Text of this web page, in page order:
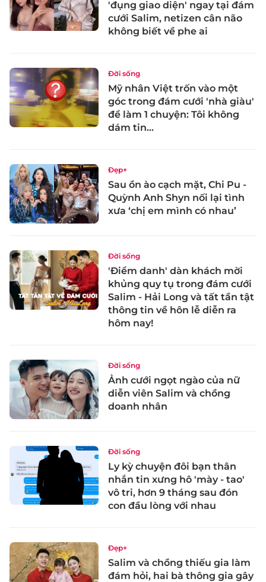
'đụng giao diện' ngay tại đám
cưới Salim, netizen cân não
không biết về phe ai
Đời sống
Mỹ nhân Việt trốn vào một
góc trong đám cưới 'nhà giàu'
để làm 1 chuyện: Tôi không
dám tin...
Đẹp+
Sau ồn ào cạch mặt, Chi Pu -
Quỳnh Anh Shyn nối lại tình
xưa ‘chị em mình có nhau’
Đời sống
'Điểm danh' dàn khách mời
khủng quy tụ trong đám cưới
Salim - Hải Long và tất tần tật
thông tin về hôn lễ diễn ra
hôm nay!
Đời sống
Ảnh cưới ngọt ngào của nữ
diễn viên Salim và chồng
doanh nhân
Đời sống
Ly kỳ chuyện đôi bạn thân
nhắn tin xưng hô 'mày - tao'
vô tri, hơn 9 tháng sau đón
con đầu lòng với nhau
Đẹp+
Salim và chồng thiếu gia làm
đám hỏi, hai bà thông gia gây